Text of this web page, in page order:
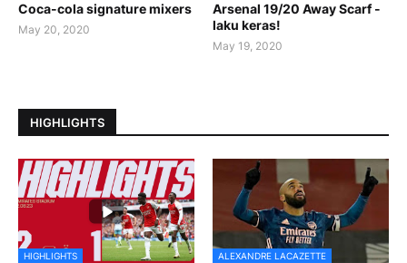
Coca-cola signature mixers
May 20, 2020
Arsenal 19/20 Away Scarf -
laku keras!
May 19, 2020
HIGHLIGHTS
HIGHLIGHTS ALEXANDRE LACAZETTE